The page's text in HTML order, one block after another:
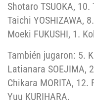
Shotaro TSUOKA,
Taichi YOSHIZAWA,
Moeki FUKUSHI, 1.
También jugaron: 5.
Latianara SOEJIMA,
Chikara MORITA, 12.
Yuu KURIHARA.